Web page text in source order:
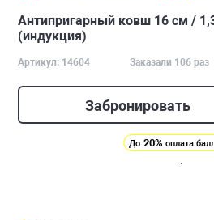
Антипригарный ковш 16 см /
(индукция)
Артикул: 14604 Заказали 106 раз
Забронировать
До 20% оплата